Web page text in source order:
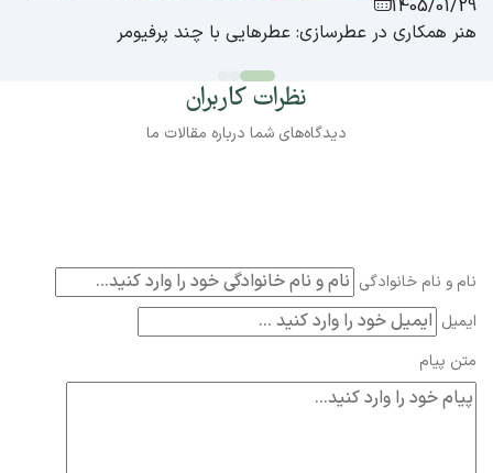
1405/01/29
هنر همکاری در عطرسازی: عطرهایی با چند پرفیومر
نظرات کاربران
دیدگاه‌های شما درباره مقالات ما
نام و نام خانوادگی
ایمیل
متن پیام